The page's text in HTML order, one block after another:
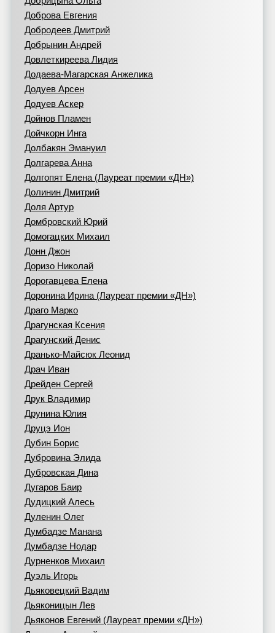
Доброва Евгения
Добродеев Дмитрий
Добрынин Андрей
Довлеткиреева Лидия
Додаева-Магарская Анжелика
Додуев Арсен
Додуев Аскер
Дойнов Пламен
Дойчкорн Инга
Долбакян Эмануил
Долгарева Анна
Долгопят Елена (Лауреат премии «ДН»)
Долинин Дмитрий
Доля Артур
Домбровский Юрий
Домогацких Михаил
Донн Джон
Доризо Николай
Дорогавцева Елена
Доронина Ирина (Лауреат премии «ДН»)
Драго Марко
Драгунская Ксения
Драгунский Денис
Дранько-Майсюк Леонид
Драч Иван
Дрейден Сергей
Друк Владимир
Друнина Юлия
Друцэ Ион
Дубин Борис
Дубровина Элида
Дубровская Дина
Дугаров Баир
Дудицкий Алесь
Дуленин Олег
Думбадзе Манана
Думбадзе Нодар
Дурненков Михаил
Дуэль Игорь
Дьяковецкий Вадим
Дьяконицын Лев
Дьяконов Евгений (Лауреат премии «ДН»)